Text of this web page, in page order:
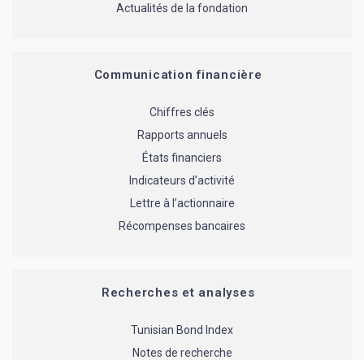
Actualités de la fondation
Communication financière
Chiffres clés
Rapports annuels
États financiers
Indicateurs d’activité
Lettre à l’actionnaire
Récompenses bancaires
Recherches et analyses
Tunisian Bond Index
Notes de recherche